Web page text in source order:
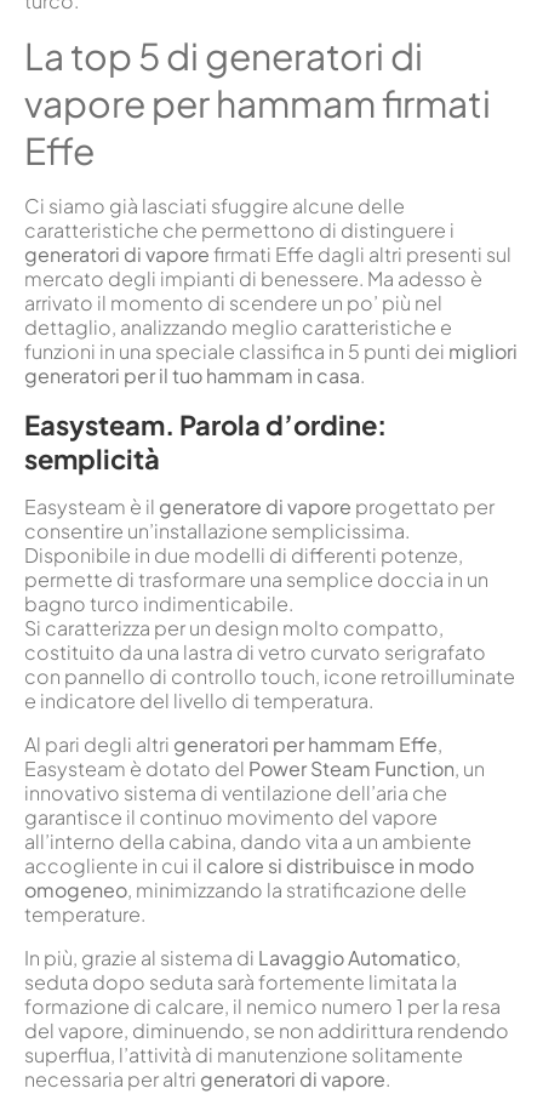
La top 5 di generatori di
vapore per hammam firmati
Effe
Ci siamo già lasciati sfuggire alcune delle
caratteristiche che permettono di distinguere i
generatori di vaporefirmati Effe dagli altri presenti sul
mercato degli impianti di benessere. Ma adesso è
arrivato il momento di scendere un po’ più nel
dettaglio, analizzando meglio caratteristiche e
funzioni in una speciale classifica in 5 punti dei migliori
generatori per il tuo hammam in casa.
Easysteam. Parola d’ordine:
semplicità
Easysteam è il generatore di vapore progettato per
consentire un’installazione semplicissima.
Disponibile in due modelli di differenti potenze,
permette di trasformare una semplice doccia in un
bagno turco indimenticabile.
Si caratterizza per un design molto compatto,
costituito da una lastra di vetro curvato serigrafato
con pannello di controllo touch, icone retroilluminate
e indicatore del livello di temperatura.
Al pari degli altri generatori per hammam Effe,
Easysteam è dotato del Power Steam Function, un
innovativo sistema di ventilazione dell’aria che
garantisce il continuo movimento del vapore
all’interno della cabina, dando vita a un ambiente
accogliente in cui il calore si distribuisce in modo
omogeneo, minimizzando la stratificazione delle
temperature.
In più, grazie al sistema di Lavaggio Automatico,
seduta dopo seduta sarà fortemente limitata la
formazione di calcare, il nemico numero 1 per la resa
del vapore, diminuendo, se non addirittura rendendo
superflua, l’attività di manutenzione solitamente
necessaria per altri generatori di vapore.